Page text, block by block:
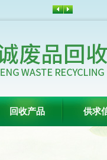
暂时还
如
天来啦
的影响
回收产品 供求